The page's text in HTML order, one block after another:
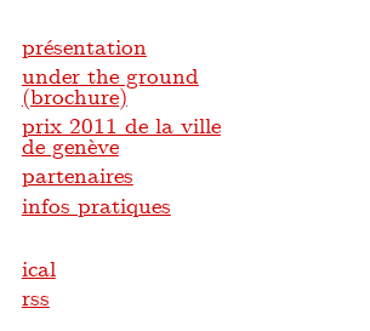
présentation
under the ground
(brochure)
prix 2011 de la ville
de genève
partenaires
infos pratiques
ical
rss